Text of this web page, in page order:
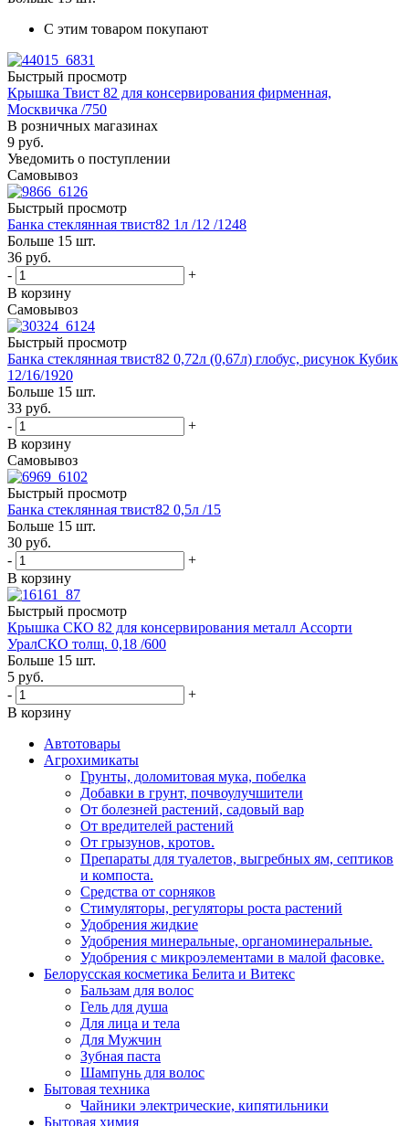
С этим товаром покупают
Быстрый просмотр
Крышка Твист 82 для консервирования фирменная,
Москвичка /750
В розничных магазинах
9 руб.
Уведомить о поступлении
Самовывоз
Быстрый просмотр
Банка стеклянная твист82 1л /12 /1248
Больше 15 шт.
36 руб.
-
+
В корзину
Самовывоз
Быстрый просмотр
Банка стеклянная твист82 0,72л (0,67л) глобус, рисунок Кубик
12/16/1920
Больше 15 шт.
33 руб.
-
+
В корзину
Самовывоз
Быстрый просмотр
Банка стеклянная твист82 0,5л /15
Больше 15 шт.
30 руб.
-
+
В корзину
Быстрый просмотр
Крышка СКО 82 для консервирования металл Ассорти
УралСКО толщ. 0,18 /600
Больше 15 шт.
5 руб.
-
+
В корзину
Автотовары
Агрохимикаты
Грунты, доломитовая мука, побелка
Добавки в грунт, почвоулучшители
От болезней растений, садовый вар
От вредителей растений
От грызунов, кротов.
Препараты для туалетов, выгребных ям, септиков
и компоста.
Средства от сорняков
Стимуляторы, регуляторы роста растений
Удобрения жидкие
Удобрения минеральные, органоминеральные.
Удобрения с микроэлементами в малой фасовке.
Белорусская косметика Белита и Витекс
Бальзам для волос
Гель для душа
Для лица и тела
Для Мужчин
Зубная паста
Шампунь для волос
Бытовая техника
Чайники электрические, кипятильники
Бытовая химия